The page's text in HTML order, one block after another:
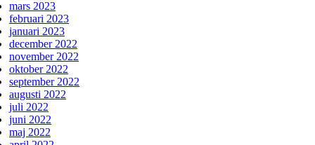
mars 2023
februari 2023
januari 2023
december 2022
november 2022
oktober 2022
september 2022
augusti 2022
juli 2022
juni 2022
maj 2022